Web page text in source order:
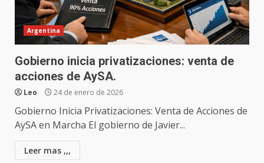
Argentina
Gobierno inicia privatizaciones: venta de
acciones de AySA.
Leo 24 de enero de 2026
Gobierno Inicia Privatizaciones: Venta de Acciones de
AySA en Marcha El gobierno de Javier...
Leer mas ,,,